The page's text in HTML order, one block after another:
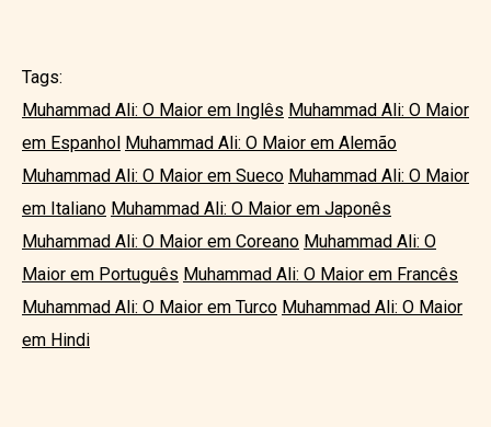
Tags:
Muhammad Ali: O Maior em Inglês Muhammad Ali: O Maior
em Espanhol Muhammad Ali: O Maior em Alemão
Muhammad Ali: O Maior em Sueco Muhammad Ali: O Maior
em Italiano Muhammad Ali: O Maior em Japonês
Muhammad Ali: O Maior em Coreano Muhammad Ali: O
Maior em Português Muhammad Ali: O Maior em Francês
Muhammad Ali: O Maior em Turco Muhammad Ali: O Maior
em Hindi